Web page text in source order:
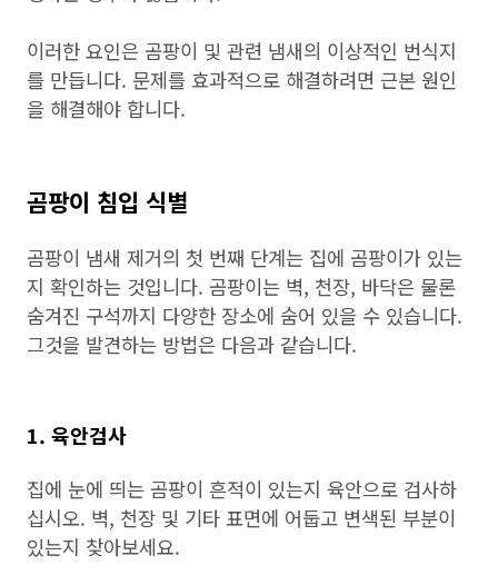
이러한 요인은 곰팡이 및 관련 냄새의 이상적인 번식지
를 만듭니다. 문제를 효과적으로 해결하려면 근본 원인
을 해결해야 합니다.
곰팡이 침입 식별
곰팡이 냄새 제거의 첫 번째 단계는 집에 곰팡이가 있는
지 확인하는 것입니다. 곰팡이는 벽, 천장, 바닥은 물론
숨겨진 구석까지 다양한 장소에 숨어 있을 수 있습니다.
그것을 발견하는 방법은 다음과 같습니다.
1. 육안검사
집에 눈에 띄는 곰팡이 흔적이 있는지 육안으로 검사하
십시오. 벽, 천장 및 기타 표면에 어둡고 변색된 부분이
있는지 찾아보세요.